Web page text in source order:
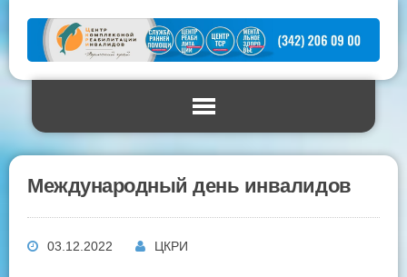
Международный день инвалидов
03.12.2022 ЦКРИ